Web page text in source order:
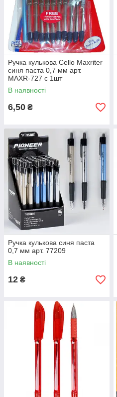
Ручка кулькова Cello Maxriter
синя паста 0,7 мм арт.
MAXR-727 c 1шт
В наявності
6,50 ₴
Ручка кулькова синя паста
0,7 мм арт. 77209
В наявності
12 ₴